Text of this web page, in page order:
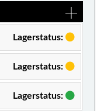
Lagerstatus:
Lagerstatus:
Lagerstatus: